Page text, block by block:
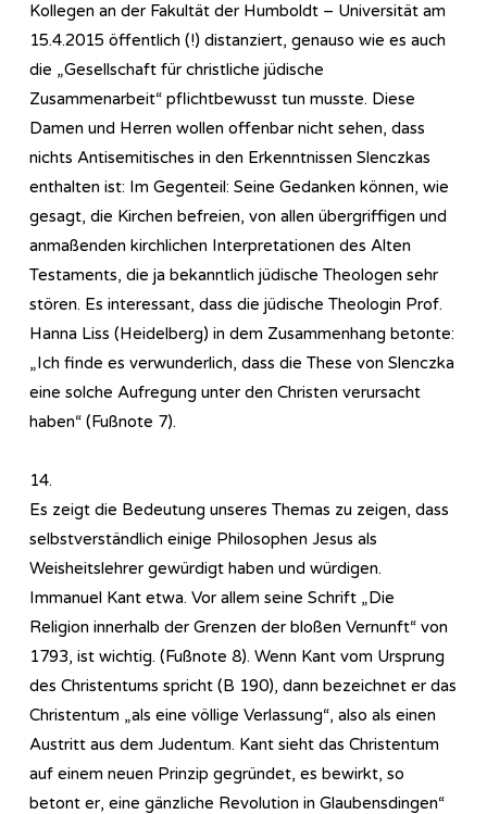
Kollegen an der Fakultät der Humboldt – Universität am
15.4.2015 öffentlich (!) distanziert, genauso wie es auch
die „Gesellschaft für christliche jüdische
Zusammenarbeit“ pflichtbewusst tun musste. Diese
Damen und Herren wollen offenbar nicht sehen, dass
nichts Antisemitisches in den Erkenntnissen Slenczkas
enthalten ist: Im Gegenteil: Seine Gedanken können, wie
gesagt, die Kirchen befreien, von allen übergriffigen und
anmaßenden kirchlichen Interpretationen des Alten
Testaments, die ja bekanntlich jüdische Theologen sehr
stören. Es interessant, dass die jüdische Theologin Prof.
Hanna Liss (Heidelberg) in dem Zusammenhang betonte:
„Ich finde es verwunderlich, dass die These von Slenczka
eine solche Aufregung unter den Christen verursacht
haben“ (Fußnote 7).
14.
Es zeigt die Bedeutung unseres Themas zu zeigen, dass
selbstverständlich einige Philosophen Jesus als
Weisheitslehrer gewürdigt haben und würdigen.
Immanuel Kant etwa. Vor allem seine Schrift „Die
Religion innerhalb der Grenzen der bloßen Vernunft“ von
1793, ist wichtig. (Fußnote 8). Wenn Kant vom Ursprung
des Christentums spricht (B 190), dann bezeichnet er das
Christentum „als eine völlige Verlassung“, also als einen
Austritt aus dem Judentum. Kant sieht das Christentum
auf einem neuen Prinzip gegründet, es bewirkt, so
betont er, eine gänzliche Revolution in Glaubensdingen“